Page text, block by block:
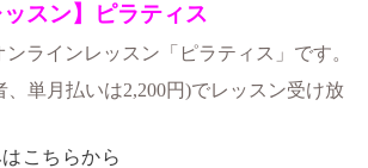
ッスン】ピラティス
ラインレッスン「ピラティス」です。
、単月払いは2,200円)でレッスン受け放
こちらから